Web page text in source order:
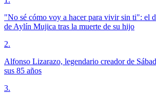
"No sé cómo voy a hacer para vivir sin ti": el
de Aylín Mujica tras la muerte de su hijo
2.
Alfonso Lizarazo, legendario creador de
sus 85 años
3.